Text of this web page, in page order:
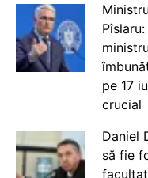
pe 17
crucial
Daniel
să fie